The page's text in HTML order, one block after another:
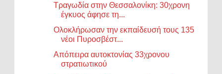
Τραγωδία στην Θεσσαλονίκη: 30χρονη
έγκυος άφησε τη...
Ολοκλήρωσαν την εκπαίδευσή τους 135
νέοι Πυροσβέστ...
Απόπειρα αυτοκτονίας 33χρονου
στρατιωτικού